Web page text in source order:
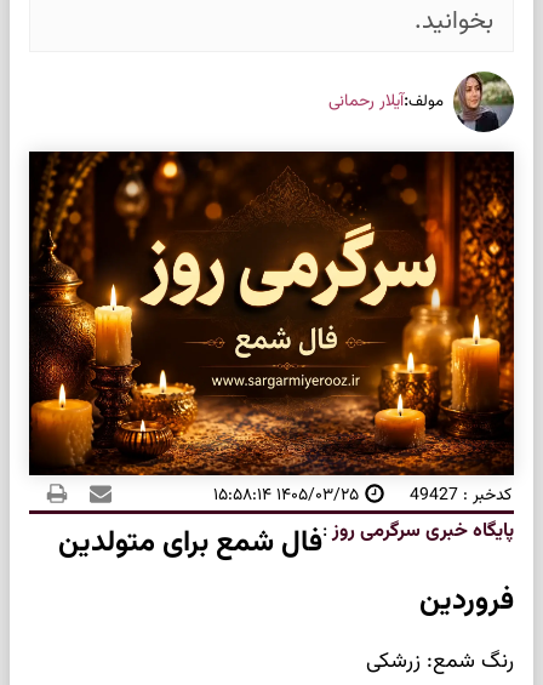
بخوانید.
مولف:آیلار رحمانی
کدخبر : 49427 ۱۴۰۵/۰۳/۲۵ ۱۵:۵۸:۱۴
پایگاه خبری سرگرمی روز:فال شمع برای متولدین
فروردین
رنگ شمع: زرشکی